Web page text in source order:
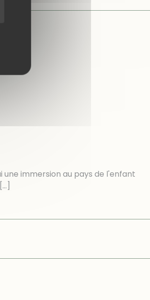
une immersion au pays de l'enfant
[…]